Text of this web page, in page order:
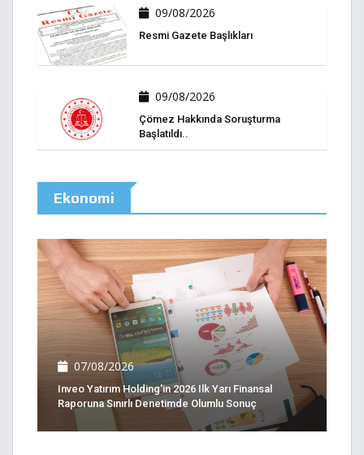
09/08/2026
Resmi Gazete Başlıkları
09/08/2026
Çömez Hakkında Soruşturma
Başlatıldı..
Ekonomi
07/08/2026
Inveo Yatırım Holding'in 2026 Ilk Yarı Finansal
Raporuna Sınırlı Denetimde Olumlu Sonuç